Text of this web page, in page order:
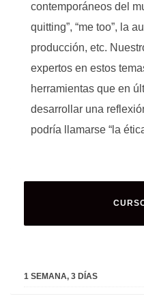
contemporáneos del
quitting”, “me too”, la
producción, etc.
expertos en estos
herramientas que en
desarrollar una
podría llamarse “la
1 SEMANA, 3 DÍAS